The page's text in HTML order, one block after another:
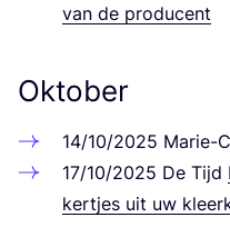
van de pro­du­cent
Oktober
14/10/2025 Marie-
17/10/2025 De Tijd
kertjes uit uw